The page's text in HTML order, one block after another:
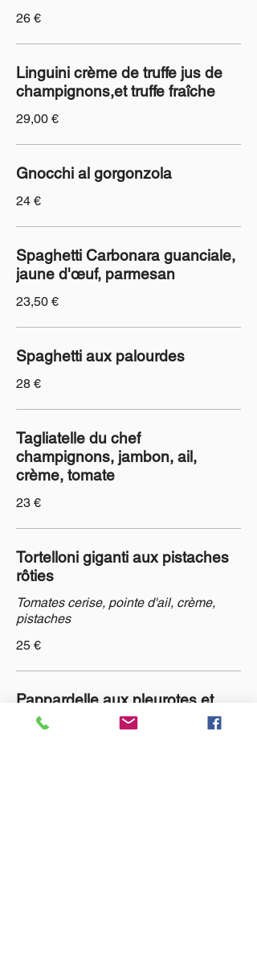
26 €
Linguini crème de truffe jus de
champignons,et truffe fraîche
29,00 €
Gnocchi al gorgonzola
24 €
Spaghetti Carbonara guanciale,
jaune d'œuf, parmesan
23,50 €
Spaghetti aux palourdes
28 €
Tagliatelle du chef
champignons, jambon, ail,
crème, tomate
23 €
Tortelloni giganti aux pistaches
rôties
Tomates cerise, pointe d'ail, crème,
pistaches
25 €
Pappardelle aux pleurotes et
jambon de parme